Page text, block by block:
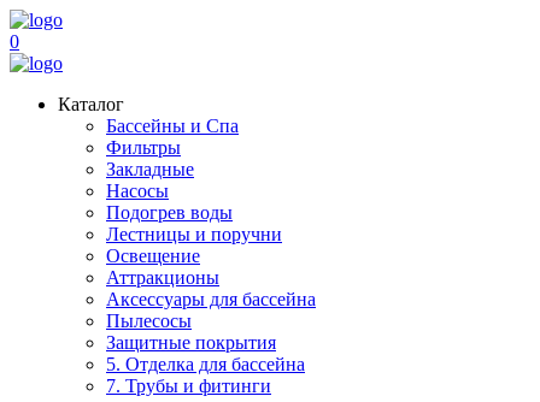
0
Каталог
Бассейны и Спа
Фильтры
Закладные
Насосы
Подогрев воды
Лестницы и поручни
Освещение
Аттракционы
Аксессуары для бассейна
Пылесосы
Защитные покрытия
5. Отделка для бассейна
7. Трубы и фитинги